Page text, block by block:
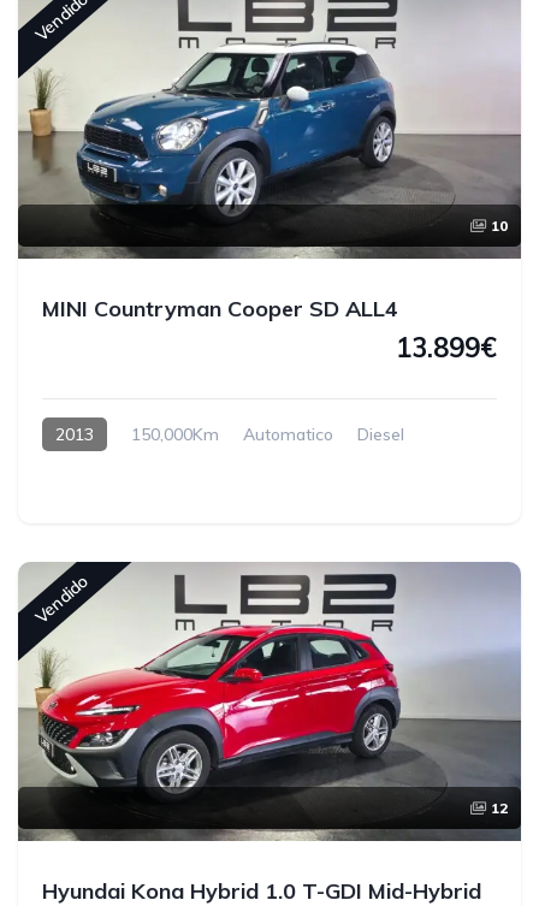
Vendido
10
MINI Countryman Cooper SD ALL4
13.899€
2013 150,000Km Automatico Diesel
Vendido
12
Hyundai Kona Hybrid 1.0 T-GDI Mid-Hybrid